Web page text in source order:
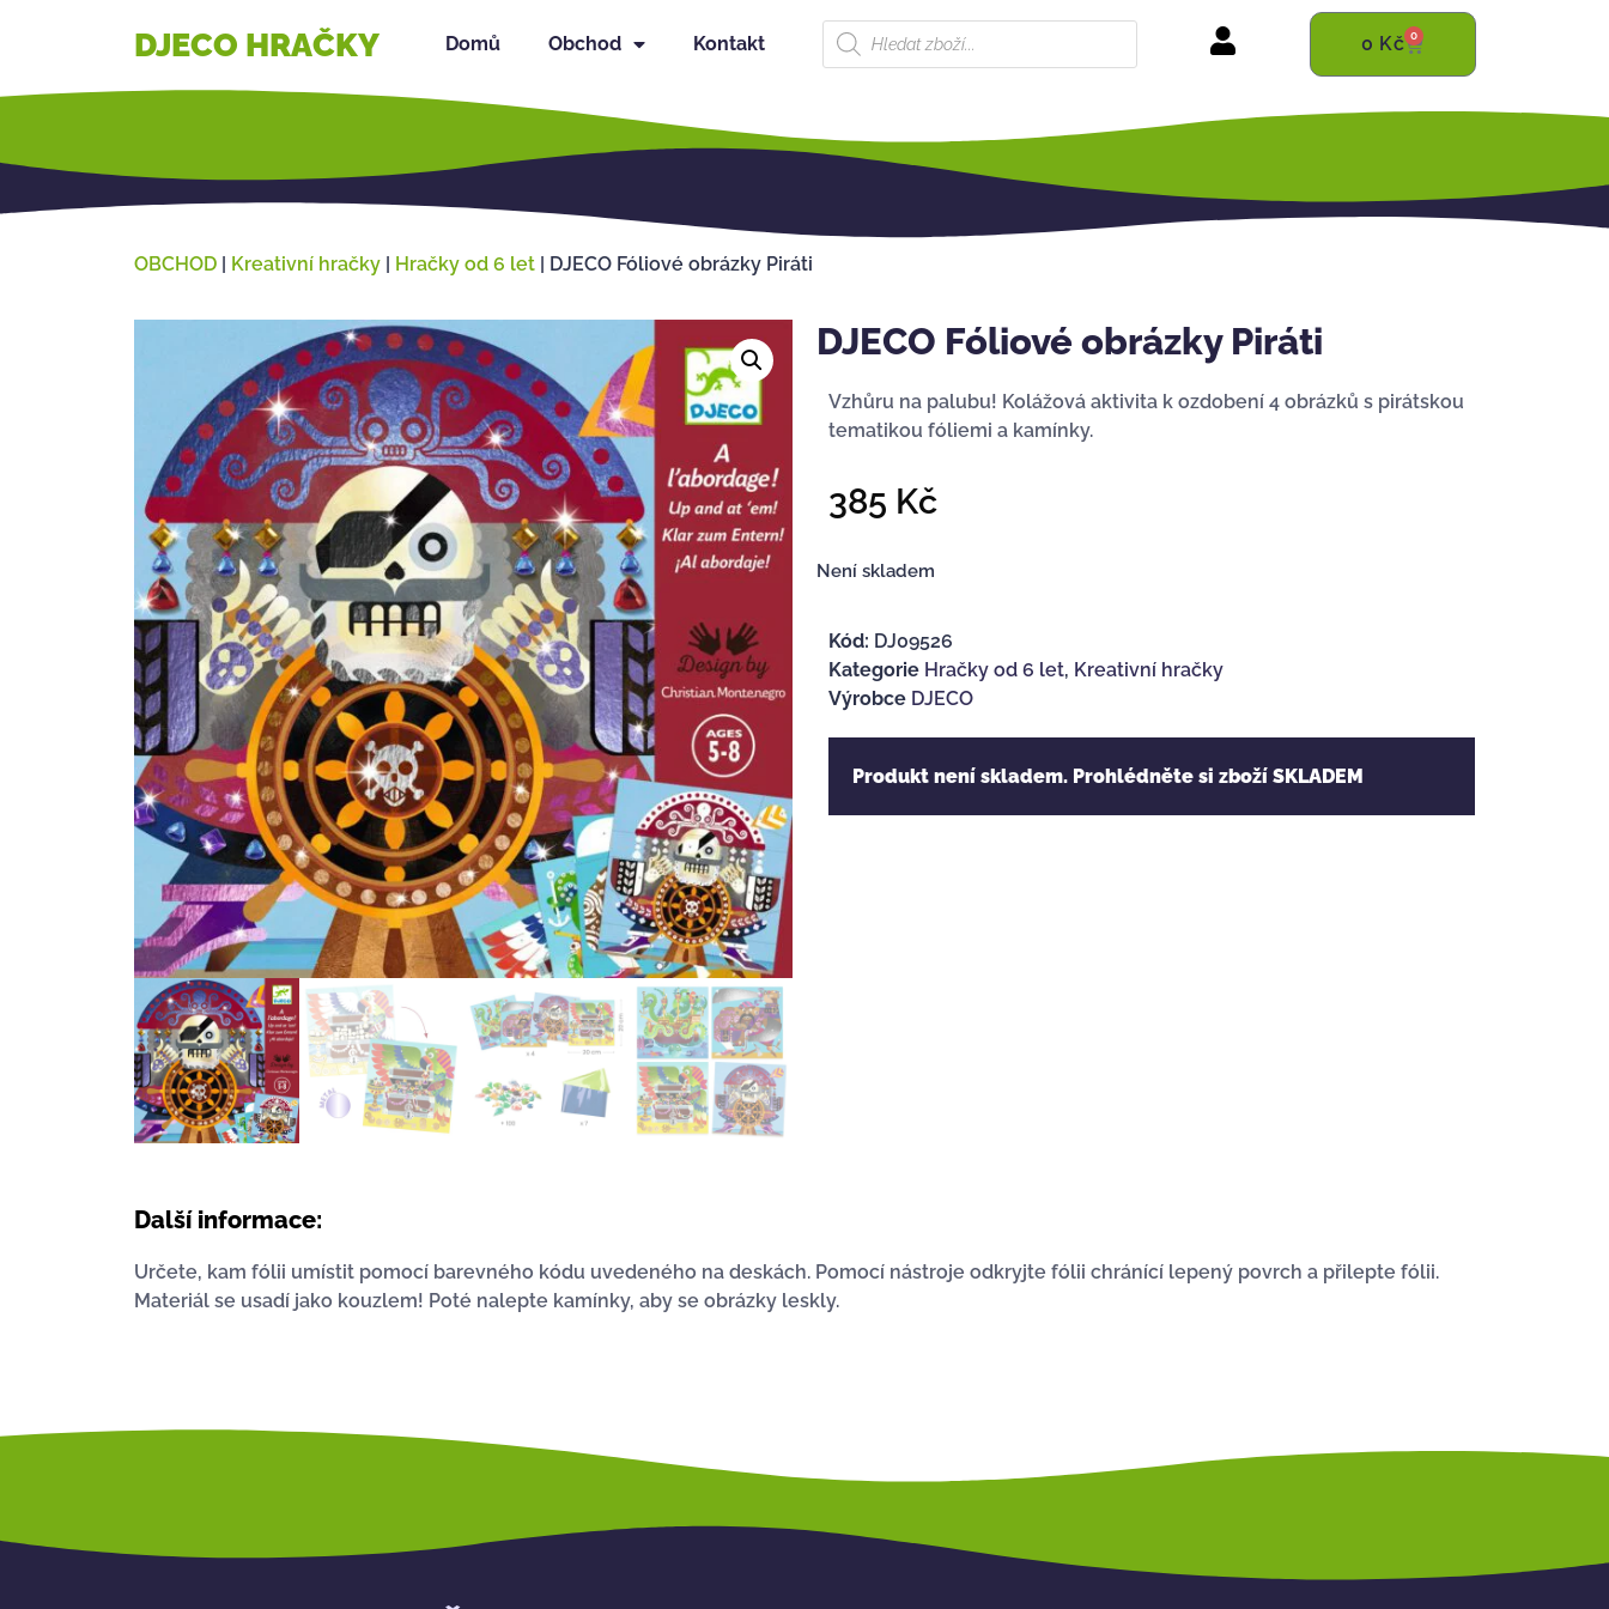
DJECO HRAČKY Domů Obchod Kontakt 0 Kč 0
OBCHOD | Kreativní hračky | Hračky od 6 let | DJECO Fóliové obrázky Piráti
DJECO Fóliové obrázky Piráti
Vzhůru na palubu! Kolážová aktivita k ozdobení 4 obrázků s pirátskou
tematikou fóliemi a kamínky.
385 Kč
Není skladem
Kód: DJ09526
Kategorie Hračky od 6 let, Kreativní hračky
Výrobce DJECO
Produkt není skladem. Prohlédněte si zboží SKLADEM
Další informace:
Určete, kam fólii umístit pomocí barevného kódu uvedeného na deskách. Pomocí nástroje odkryjte fólii chránící lepený povrch a přilepte fólii.
Materiál se usadí jako kouzlem! Poté nalepte kamínky, aby se obrázky leskly.